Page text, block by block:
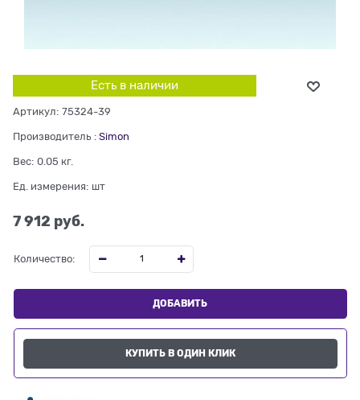
Есть в наличии
Артикул: 75324-39
Производитель : Simon
Вес: 0.05 кг.
Ед. измерения: шт
7 912 руб.
Количество:
ДОБАВИТЬ
КУПИТЬ В ОДИН КЛИК